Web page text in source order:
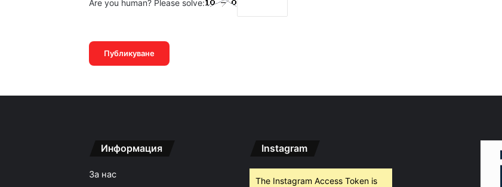
15:18ч, четвъртък, 6 август, 2026
Are you human? Please solve:
Информация
За нас
Instagram
The Instagram Access Token is